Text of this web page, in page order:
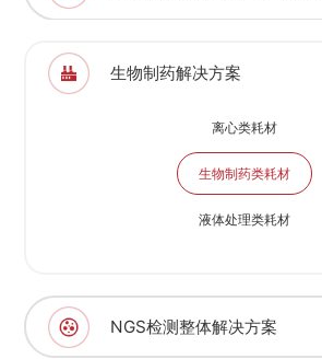
生物制药解决方案
离心类耗材
生物制药类耗材
液体处理类耗材
NGS检测整体解决方案